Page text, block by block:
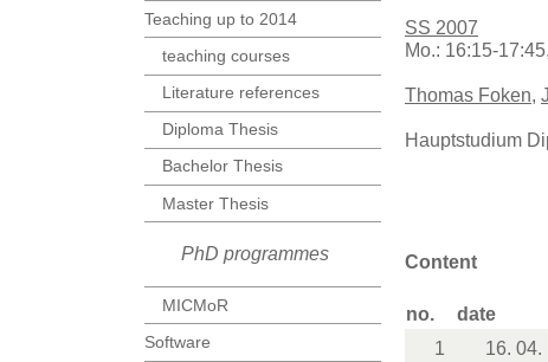
Teaching up to 2014
teaching courses
Literature references
Diploma Thesis
Bachelor Thesis
Master Thesis
PhD programmes
MICMoR
Software
SS 2007
Mo.: 16:15-
Thomas Foken,
Hauptstudium
Content
no. date
1
16. 04.